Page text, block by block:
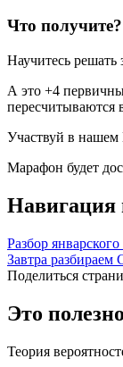
Что получите?
Научитесь
А это +4
пересчитываются
Участвуй в нашем
Марафон будет
Навигация
Разбор
Завтра разбираем
Поделиться
Это полезно
Теория